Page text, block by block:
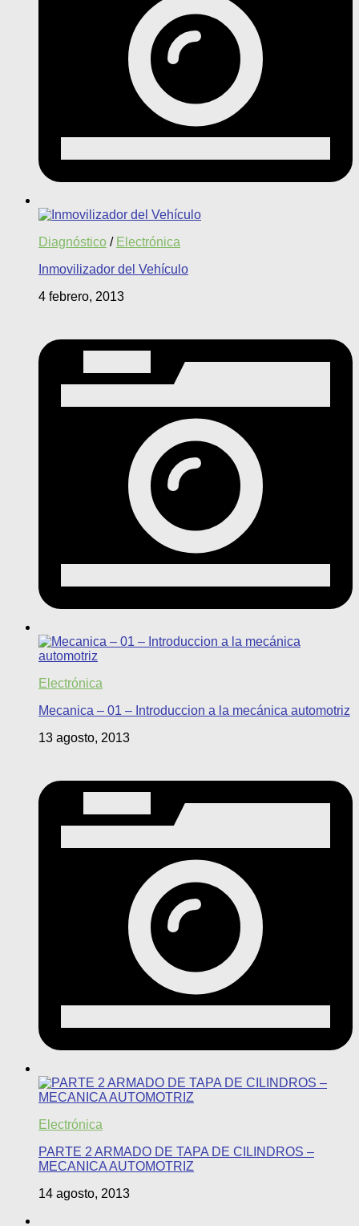
Diagnóstico / Electrónica
Inmovilizador del Vehículo
4 febrero, 2013
Electrónica
Mecanica – 01 – Introduccion a la mecánica automotriz
13 agosto, 2013
Electrónica
PARTE 2 ARMADO DE TAPA DE CILINDROS –
MECANICA AUTOMOTRIZ
14 agosto, 2013